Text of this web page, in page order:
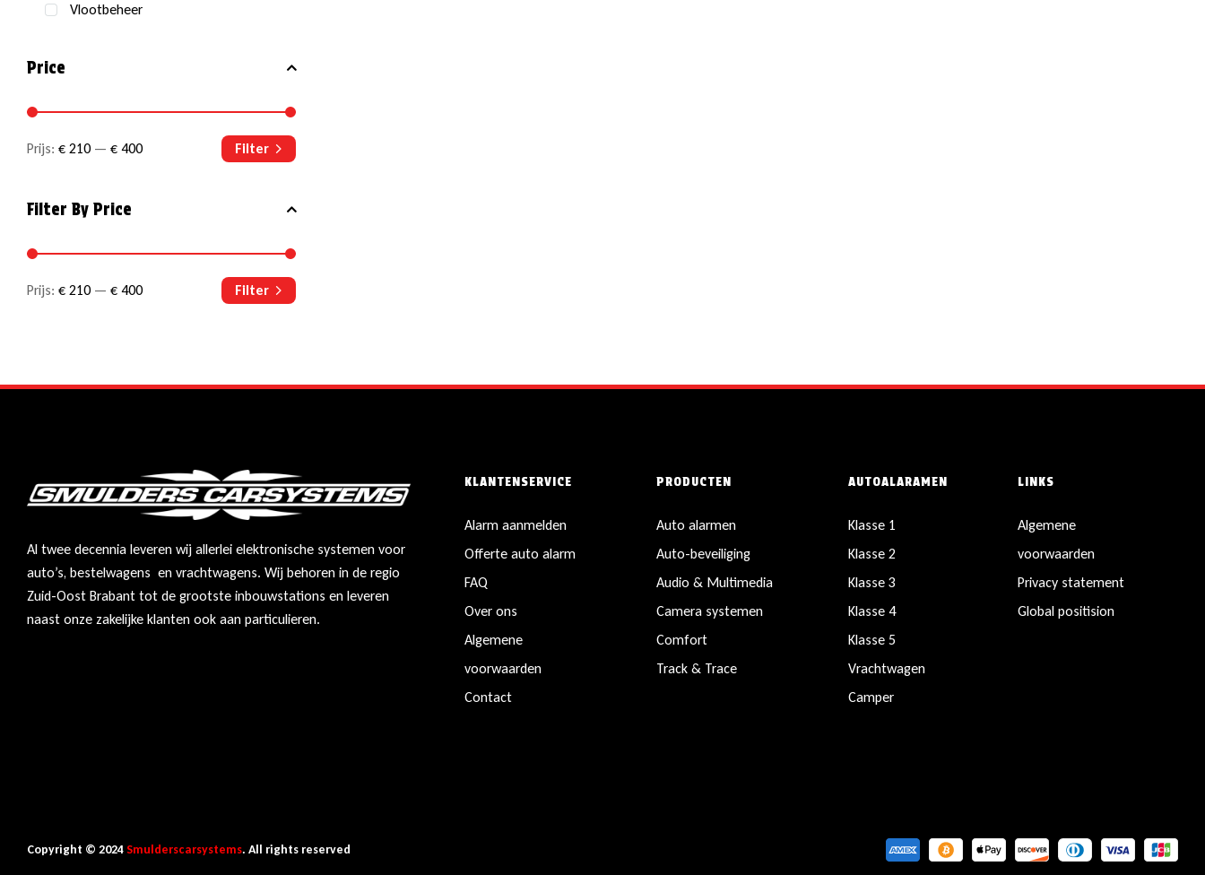
Vlootbeheer
Price
Filter
Prijs: € 210— € 400
Filter By Price
Filter
Prijs: € 210— € 400
Al twee decennia leveren wij allerlei elektronische systemen voor
auto’s, bestelwagens en vrachtwagens. Wij behoren in de regio
Zuid-Oost Brabant tot de grootste inbouwstations en leveren
naast onze zakelijke klanten ook aan particulieren.
KLANTENSERVICE
Alarm aanmelden
Offerte auto alarm
FAQ
Over ons
Algemene
voorwaarden
Contact
PRODUCTEN
Auto alarmen
Auto-beveiliging
Audio & Multimedia
Camera systemen
Comfort
Track & Trace
AUTOALARAMEN
Klasse 1
Klasse 2
Klasse 3
Klasse 4
Klasse 5
Vrachtwagen
Camper
LINKS
Algemene
voorwaarden
Privacy statement
Global positision
Copyright © 2024Smulderscarsystems. All rights reserved